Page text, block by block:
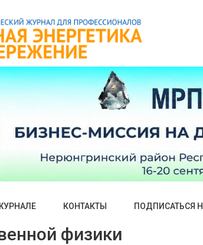
КОНТАКТЫ ПОДПИСАТЬСЯ
физики